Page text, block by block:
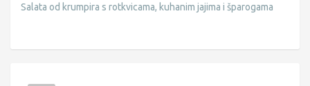
Salata od krumpira s rotkvicama, kuhanim jajima i šparogama